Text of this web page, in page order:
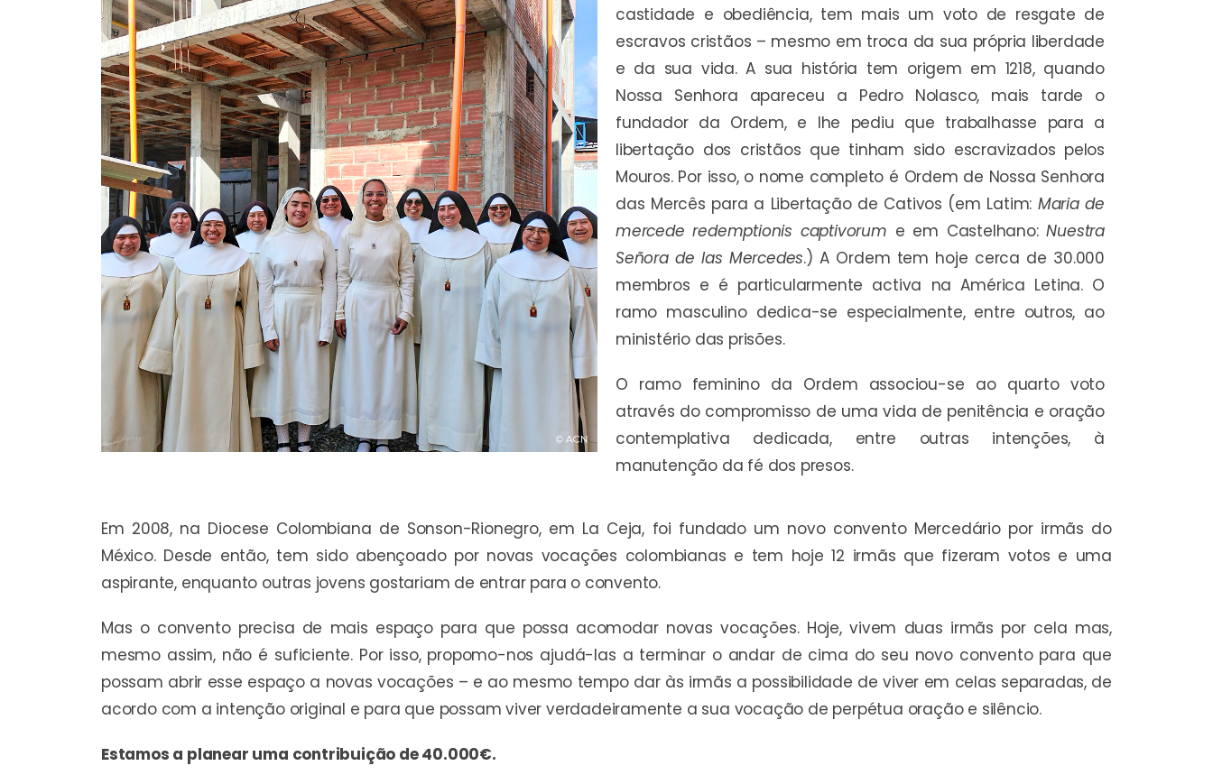
castidade e obediência, tem mais um voto de resgate de
escravos cristãos – mesmo em troca da sua própria liberdade
e da sua vida. A sua história tem origem em 1218, quando
Nossa Senhora apareceu a Pedro Nolasco, mais tarde o
fundador da Ordem, e lhe pediu que trabalhasse para a
libertação dos cristãos que tinham sido escravizados pelos
Mouros. Por isso, o nome completo é Ordem de Nossa Senhora
das Mercês para a Libertação de Cativos (em Latim: Maria de
mercede redemptionis captivorum e em Castelhano:Nuestra
Señora de las Mercedes.) A Ordem tem hoje cerca de 30.000
membros e é particularmente activa na América Letina. O
ramo masculino dedica-se especialmente, entre outros, ao
ministério das prisões.
O ramo feminino da Ordem associou-se ao quarto voto
através do compromisso de uma vida de penitência e oração
contemplativa dedicada, entre outras intenções, à
manutenção da fé dos presos.
Em 2008, na Diocese Colombiana de Sonson-Rionegro, em La Ceja, foi fundado um novo convento Mercedário por irmãs do
México. Desde então, tem sido abençoado por novas vocações colombianas e tem hoje 12 irmãs que fizeram votos e uma
aspirante, enquanto outras jovens gostariam de entrar para o convento.
Mas o convento precisa de mais espaço para que possa acomodar novas vocações. Hoje, vivem duas irmãs por cela mas,
mesmo assim, não é suficiente. Por isso, propomo-nos ajudá-las a terminar o andar de cima do seu novo convento para que
possam abrir esse espaço a novas vocações – e ao mesmo tempo dar às irmãs a possibilidade de viver em celas separadas, de
acordo com a intenção original e para que possam viver verdadeiramente a sua vocação de perpétua oração e silêncio.
Estamos a planear uma contribuição de 40.000€.